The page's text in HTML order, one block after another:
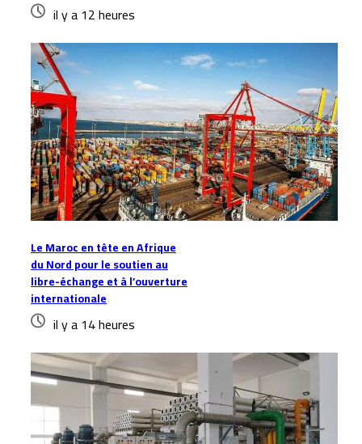
il y a 12 heures
Le Maroc en tête en Afrique
du Nord pour le soutien au
libre-échange et à l’ouverture
internationale
il y a 14 heures